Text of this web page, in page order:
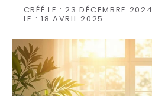
CRÉÉ LE :23 DÉCEMBRE 2024
LE : 18 AVRIL 2025